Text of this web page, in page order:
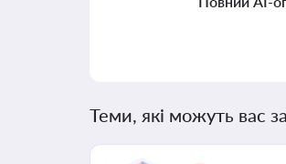
Теми, які можуть вас